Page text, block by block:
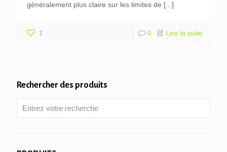
généralement plus claire sur les limites de [...]
1 0 Lire la suite
Rechercher des produits